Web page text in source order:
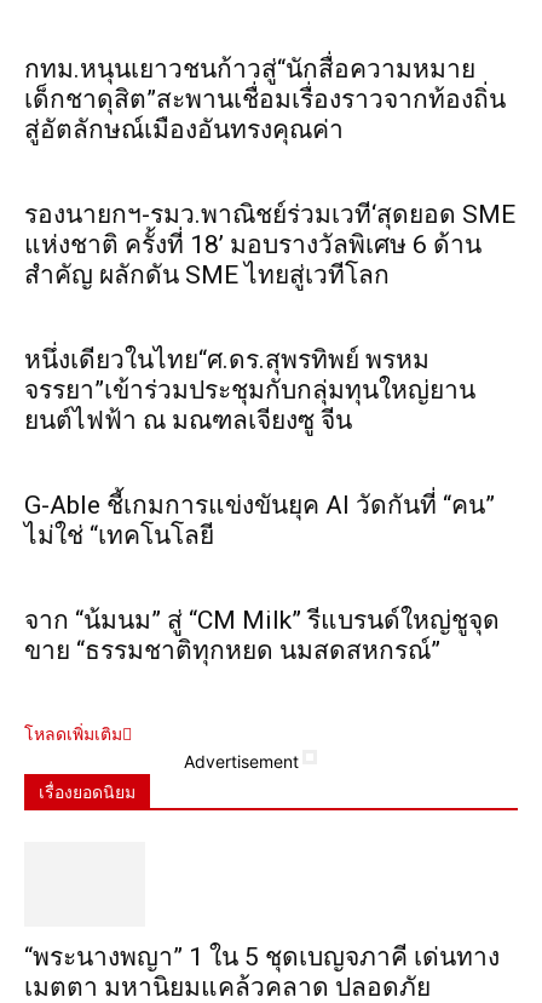
กทม.หนุนเยาวชนก้าวสู่“นักสื่อความหมาย
เด็กชาดุสิต”สะพานเชื่อมเรื่องราวจากท้องถิ่น
สู่อัตลักษณ์เมืองอันทรงคุณค่า
รองนายกฯ-รมว.พาณิชย์ร่วมเวที‘สุดยอด SME
แห่งชาติ ครั้งที่ 18’ มอบรางวัลพิเศษ 6 ด้าน
สำคัญ ผลักดัน SME ไทยสู่เวทีโลก
หนึ่งเดียวในไทย“ศ.ดร.สุพรทิพย์ พรหม
จรรยา”เข้าร่วมประชุมกับกลุ่มทุนใหญ่ยาน
ยนต์ไฟฟ้า ณ มณฑลเจียงซู จีน
G-Able ชี้เกมการแข่งขันยุค AI วัดกันที่ “คน”
ไม่ใช่ “เทคโนโลยี
จาก “น้มนม” สู่ “CM Milk” รีแบรนด์ใหญ่ชูจุด
ขาย “ธรรมชาติทุกหยด นมสดสหกรณ์”
โหลดเพิ่มเติม
Advertisement
เรื่องยอดนิยม
“พระ​นาง​พญา” 1 ใน 5​ ชุดเบญจ​ภาคี​ เด่นทาง
เมตตา​ มหา​นิยม​แคล้วคลาด​ ปลอดภัย​